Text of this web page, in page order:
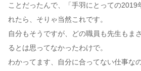
ことだったんで、「手羽にとっての2019
れたら、そりゃ当然これです。
自分もそうですが、どの職員も先生もま
るとは思ってなかったわけで。
わかってます、自分に合ってない仕事な